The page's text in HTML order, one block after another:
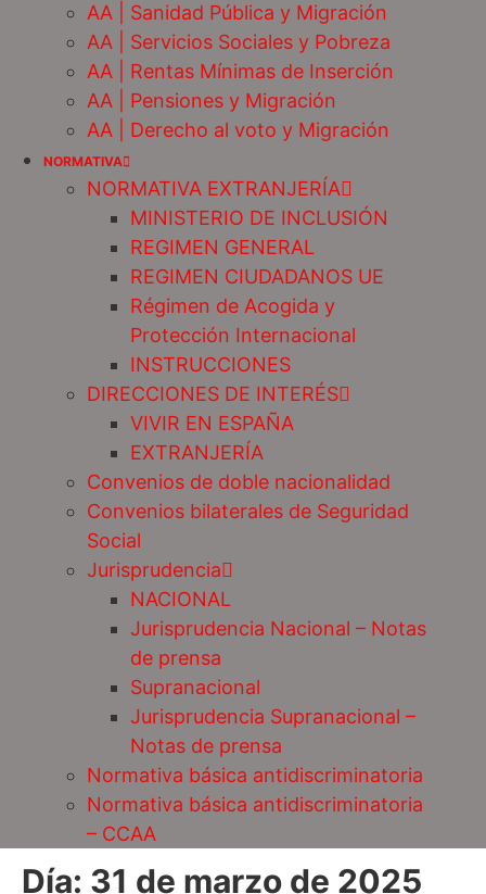
AA | Sanidad Pública y Migración
AA | Servicios Sociales y Pobreza
AA | Rentas Mínimas de Inserción
AA | Pensiones y Migración
AA | Derecho al voto y Migración
NORMATIVA
NORMATIVA EXTRANJERÍA
MINISTERIO DE INCLUSIÓN
REGIMEN GENERAL
REGIMEN CIUDADANOS UE
Régimen de Acogida y
Protección Internacional
INSTRUCCIONES
DIRECCIONES DE INTERÉS
VIVIR EN ESPAÑA
EXTRANJERÍA
Convenios de doble nacionalidad
Convenios bilaterales de Seguridad
Social
Jurisprudencia
NACIONAL
Jurisprudencia Nacional – Notas
de prensa
Supranacional
Jurisprudencia Supranacional –
Notas de prensa
Normativa básica antidiscriminatoria
Normativa básica antidiscriminatoria
– CCAA
Día: 31 de marzo de 2025